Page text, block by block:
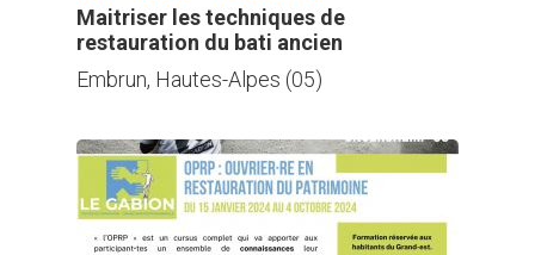
Maitriser les techniques de
restauration du bati ancien
Embrun, Hautes-Alpes (05)